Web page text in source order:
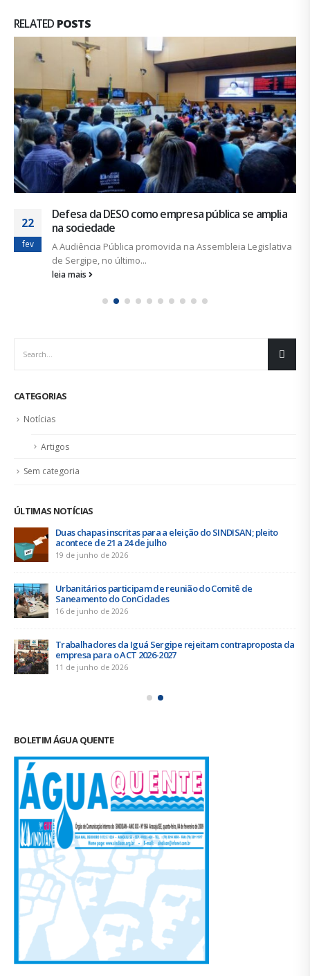
RELATED POSTS
22
fev
Defesa da DESO como empresa pública se amplia
na sociedade
A Audiência Pública promovida na Assembleia Legislativa
de Sergipe, no último...
leia mais
CATEGORIAS
Notícias
Artigos
Sem categoria
ÚLTIMAS NOTÍCIAS
Duas chapas inscritas para a eleição do SINDISAN; pleito
acontece de 21 a 24 de julho
19 de junho de 2026
Urbanitários participam de reunião do Comitê de
Saneamento do ConCidades
16 de junho de 2026
Trabalhadores da Iguá Sergipe rejeitam contraproposta da
empresa para o ACT 2026-2027
11 de junho de 2026
BOLETIM ÁGUA QUENTE